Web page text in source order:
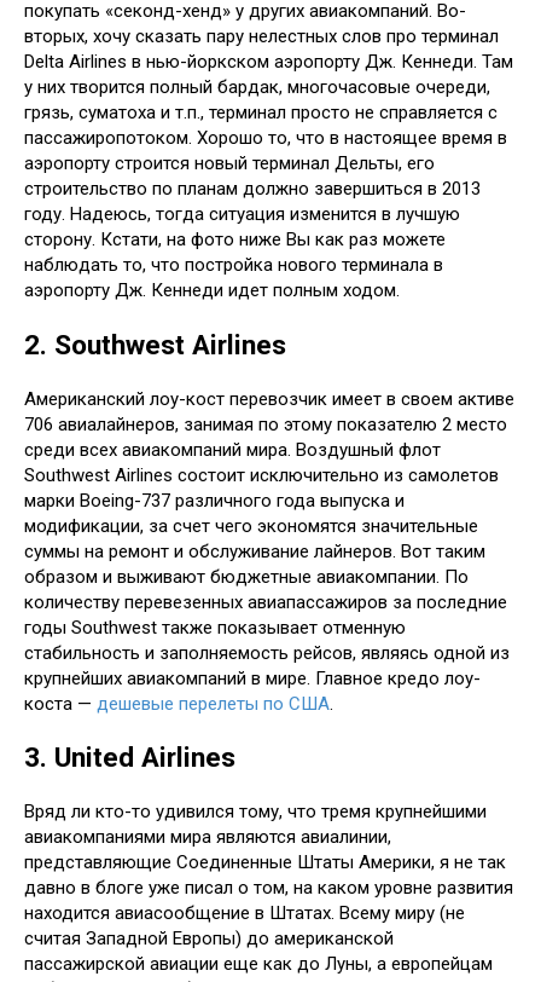
покупать «секонд-хенд» у других авиакомпаний. Во-
вторых, хочу сказать пару нелестных слов про терминал
Delta Airlines в нью-йоркском аэропорту Дж. Кеннеди. Там
у них творится полный бардак, многочасовые очереди,
грязь, суматоха и т.п., терминал просто не справляется с
пассажиропотоком. Хорошо то, что в настоящее время в
аэропорту строится новый терминал Дельты, его
строительство по планам должно завершиться в 2013
году. Надеюсь, тогда ситуация изменится в лучшую
сторону. Кстати, на фото ниже Вы как раз можете
наблюдать то, что постройка нового терминала в
аэропорту Дж. Кеннеди идет полным ходом.
2. Southwest Airlines
Американский лоу-кост перевозчик имеет в своем активе
706 авиалайнеров, занимая по этому показателю 2 место
среди всех авиакомпаний мира. Воздушный флот
Southwest Airlines состоит исключительно из самолетов
марки Boeing-737 различного года выпуска и
модификации, за счет чего экономятся значительные
суммы на ремонт и обслуживание лайнеров. Вот таким
образом и выживают бюджетные авиакомпании. По
количеству перевезенных авиапассажиров за последние
годы Southwest также показывает отменную
стабильность и заполняемость рейсов, являясь одной из
крупнейших авиакомпаний в мире. Главное кредо лоу-
коста — дешевые перелеты по США.
3. United Airlines
Вряд ли кто-то удивился тому, что тремя крупнейшими
авиакомпаниями мира являются авиалинии,
представляющие Соединенные Штаты Америки, я не так
давно в блоге уже писал о том, на каком уровне развития
находится авиасообщение в Штатах. Всему миру (не
считая Западной Европы) до американской
пассажирской авиации еще как до Луны, а европейцам